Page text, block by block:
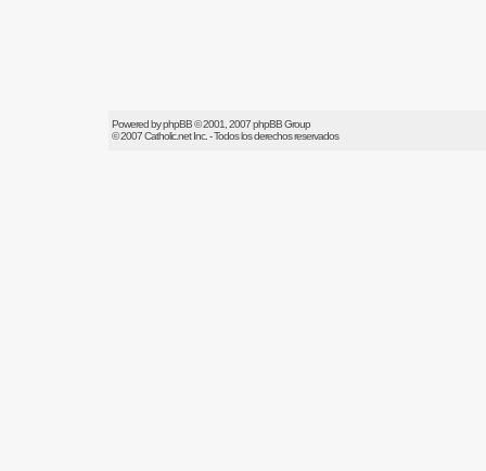
Powered byphpBB© 2001, 2007 phpBB Group
© 2007Catholic.netInc. - Todos los derechos reservados